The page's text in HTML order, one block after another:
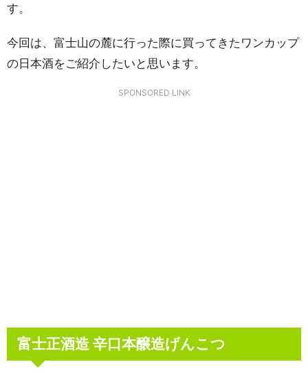
す。
今回は、富士山の麓に行った際に買ってきたワンカップ
の日本酒をご紹介したいと思います。
SPONSORED LINK
富士正酒造 辛口本醸造げんこつ